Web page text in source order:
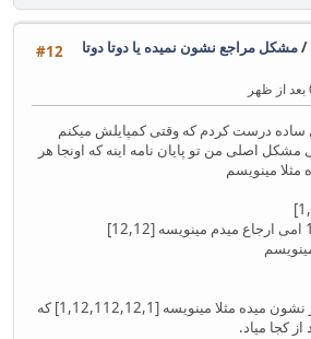
#12 /مشکل مراجع نشون نمیده یا دوتا دوتا
ساده درست کردم که وقتی کمپایلش میکنم
اصلی من تو پایان نامه اینه که اونجا هر
مثلا مینویسم
اینجا دیگه اعداد چند برابر نشون میده مثلا مینویسه [1,12,112,12,1] که
کجا میاد.